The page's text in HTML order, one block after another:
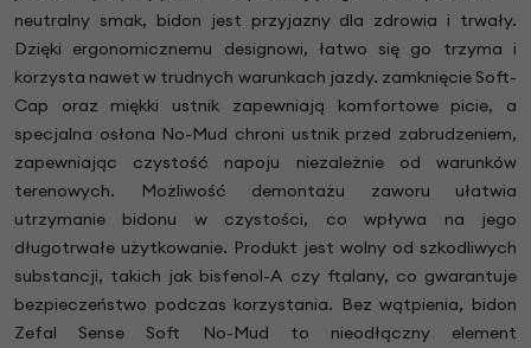
neutralny smak, bidon jest przyjazny dla zdrowia i trwały.
Dzięki ergonomicznemu designowi, łatwo się go trzyma i
korzysta nawet w trudnych warunkach jazdy. zamknięcie Soft-
Cap oraz miękki ustnik zapewniają komfortowe picie, a
specjalna osłona No-Mud chroni ustnik przed zabrudzeniem,
zapewniając czystość napoju niezależnie od warunków
terenowych. Możliwość demontażu zaworu ułatwia
utrzymanie bidonu w czystości, co wpływa na jego
długotrwałe użytkowanie. Produkt jest wolny od szkodliwych
substancji, takich jak bisfenol-A czy ftalany, co gwarantuje
bezpieczeństwo podczas korzystania. Bez wątpienia, bidon
Zefal Sense Soft No-Mud to nieodłączny element